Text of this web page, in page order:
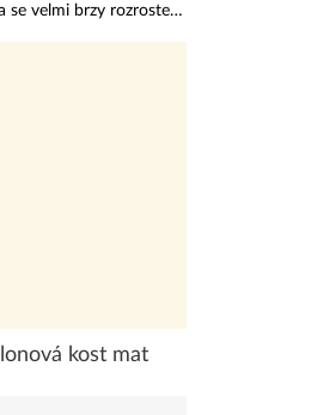
se velmi brzy rozroste…
kost mat